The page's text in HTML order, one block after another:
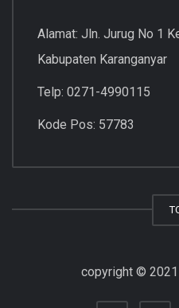
Alamat: Jln. Jurug No 1
Kabupaten Karanganyar
Telp: 0271-4990115
Kode Pos: 57783
copyright ©